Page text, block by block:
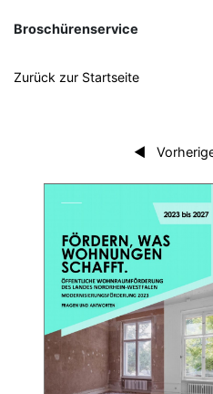
Broschürenservice
Zurück zur Startseite